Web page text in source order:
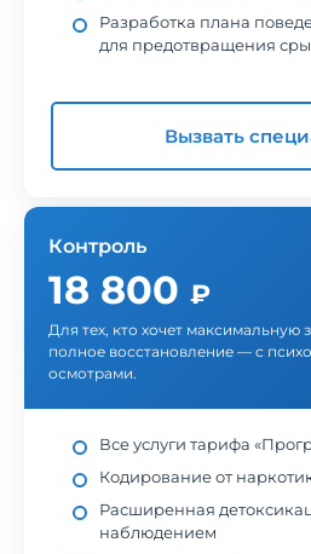
Разработка плана
для предотвращения
Вызвать
Контроль
18 800 ₽
Для тех, кто хочет максимальную
полное восстановление — с
осмотрами.
Все услуги тарифа
Кодирование от
Расширенная
наблюдением